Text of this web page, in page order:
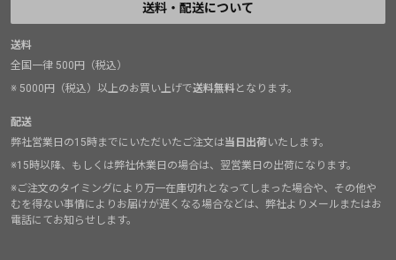
送料・配送について
送料
全国一律 500円（税込）
※ 5000円（税込）以上のお買い上げで送料無料となります。
配送
弊社営業日の15時までにいただいたご注文は当日出荷いたします。
※15時以降、もしくは弊社休業日の場合は、翌営業日の出荷になります。
※ご注文のタイミングにより万一在庫切れとなってしまった場合や、その他や
むを得ない事情によりお届けが遅くなる場合などは、弊社よりメールまたはお
電話にてお知らせします。